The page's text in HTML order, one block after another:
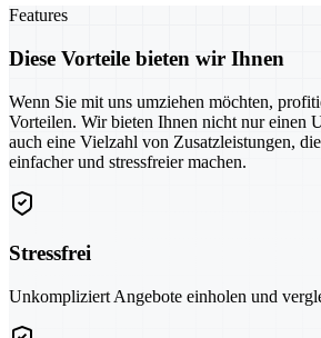
Features
Diese Vorteile bieten wir Ihnen
Wenn Sie mit uns umziehen möchten,
Vorteilen. Wir bieten Ihnen nicht nur einen
auch eine Vielzahl von Zusatzleistungen,
einfacher und stressfreier machen.
Stressfrei
Unkompliziert Angebote einholen und